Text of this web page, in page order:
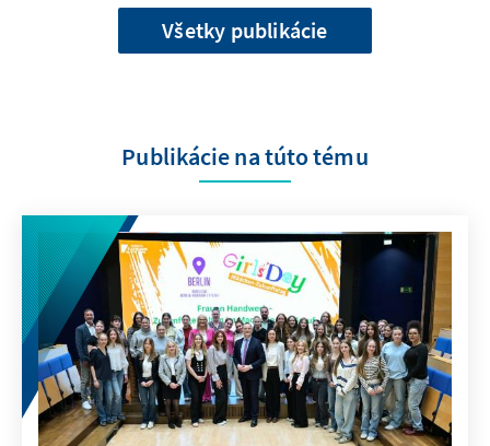
Všetky publikácie
Publikácie na túto tému